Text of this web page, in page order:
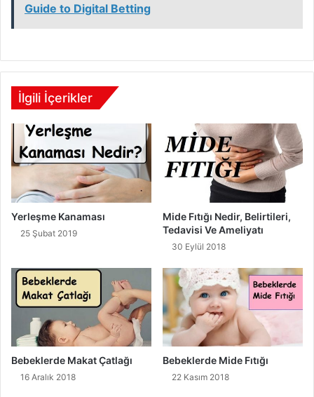
Guide to Digital Betting
İlgili İçerikler
Yerleşme Kanaması
25 Şubat 2019
Mide Fıtığı Nedir, Belirtileri,
Tedavisi Ve Ameliyatı
30 Eylül 2018
Bebeklerde Makat Çatlağı
16 Aralık 2018
Bebeklerde Mide Fıtığı
22 Kasım 2018